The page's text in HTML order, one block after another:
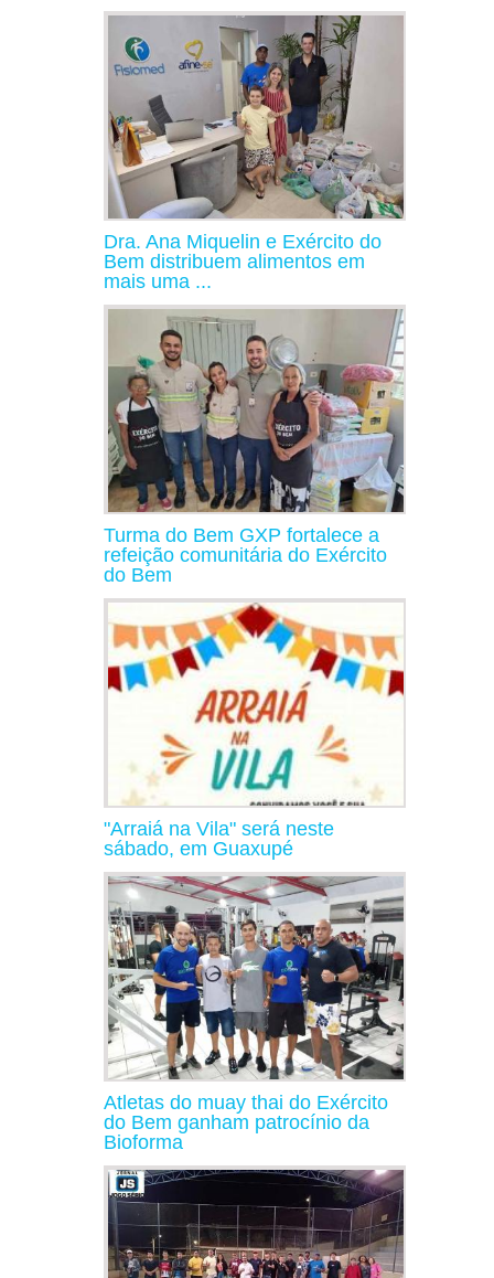
Dra. Ana Miquelin e Exército do
Bem distribuem alimentos em
mais uma ...
Turma do Bem GXP fortalece a
refeição comunitária do Exército
do Bem
"Arraiá na Vila" será neste
sábado, em Guaxupé
Atletas do muay thai do Exército
do Bem ganham patrocínio da
Bioforma